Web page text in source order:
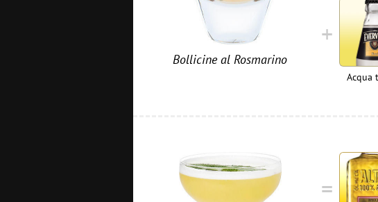
Bollicine al Rosmarino
Acqua